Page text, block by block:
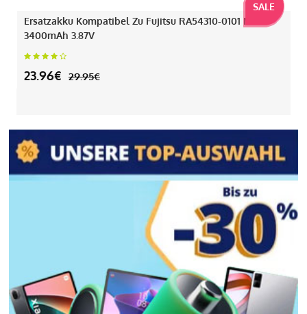
SALE
Ersatzakku Kompatibel Zu Fujitsu RA54310-0101 Mit
3400mAh 3.87V
23.96€ 29.95€